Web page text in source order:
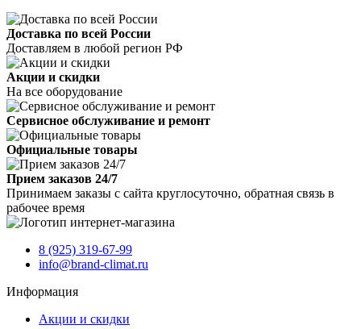
Доставка по всей России
Доставляем в любой регион РФ
Акции и скидки
На все оборудование
Сервисное обслуживание и ремонт
Официальные товары
Прием заказов 24/7
Принимаем заказы с сайта круглосуточно, обратная связь в
рабочее время
8 (925) 319-67-99
info@brand-climat.ru
Информация
Акции и скидки